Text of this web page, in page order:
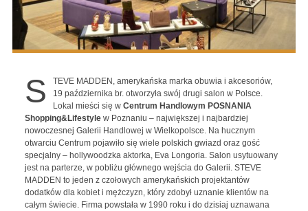
S
TEVE MADDEN, amerykańska marka obuwia i akcesoriów,
19 października br. otworzyła swój drugi salon w Polsce.
Lokal mieści się wCentrum Handlowym POSNANIA
Shopping&Lifestylew Poznaniu – największej i najbardziej
nowoczesnej Galerii Handlowej w Wielkopolsce. Na hucznym
otwarciu Centrum pojawiło się wiele polskich gwiazd oraz gość
specjalny – hollywoodzka aktorka, Eva Longoria. Salon usytuowany
jest na parterze, w pobliżu głównego wejścia do Galerii. STEVE
MADDEN to jeden z czołowych amerykańskich projektantów
dodatków dla kobiet i mężczyzn, który zdobył uznanie klientów na
całym świecie. Firma powstała w 1990 roku i do dzisiaj uznawana